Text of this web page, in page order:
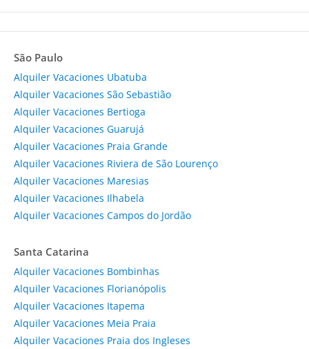
São Paulo
Alquiler Vacaciones Ubatuba
Alquiler Vacaciones São Sebastião
Alquiler Vacaciones Bertioga
Alquiler Vacaciones Guarujá
Alquiler Vacaciones Praia Grande
Alquiler Vacaciones Riviera de São Lourenço
Alquiler Vacaciones Maresias
Alquiler Vacaciones Ilhabela
Alquiler Vacaciones Campos do Jordão
Santa Catarina
Alquiler Vacaciones Bombinhas
Alquiler Vacaciones Florianópolis
Alquiler Vacaciones Itapema
Alquiler Vacaciones Meia Praia
Alquiler Vacaciones Praia dos Ingleses